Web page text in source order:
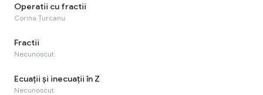
Operatii cu fractii
Corina Țurcanu
Fractii
Necunoscut
Ecuații și inecuații în Z
Necunoscut